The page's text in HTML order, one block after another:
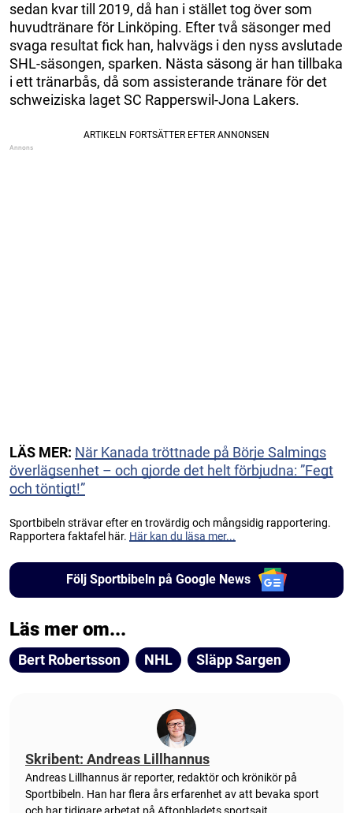
sedan kvar till 2019, då han i stället tog över som
huvudtränare för Linköping. Efter två säsonger med
svaga resultat fick han, halvvägs i den nyss avslutade
SHL-säsongen, sparken. Nästa säsong är han tillbaka
i ett tränarbås, då som assisterande tränare för det
schweiziska laget SC Rapperswil-Jona Lakers.
LÄS MER: När Kanada tröttnade på Börje Salmings
överlägsenhet – och gjorde det helt förbjudna: ”Fegt
och töntigt!”
Sportbibeln strävar efter en trovärdig och mångsidig rapportering.
Rapportera faktafel här. Här kan du läsa mer...
Följ Sportbibeln på Google News
Läs mer om...
Bert Robertsson NHL Släpp Sargen
Skribent: Andreas Lillhannus
Andreas Lillhannus är reporter, redaktör och krönikör på
Sportbibeln. Han har flera års erfarenhet av att bevaka sport